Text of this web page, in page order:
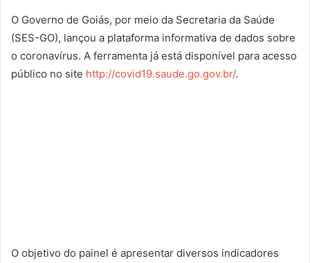
O Governo de Goiás, por meio da Secretaria da Saúde
(SES-GO), lançou a plataforma informativa de dados sobre
o coronavírus. A ferramenta já está disponível para acesso
público no site http://covid19.saude.go.gov.br/.
O objetivo do painel é apresentar diversos indicadores